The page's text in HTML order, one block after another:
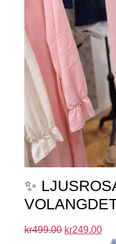
✨
kr499.00 kr249.00